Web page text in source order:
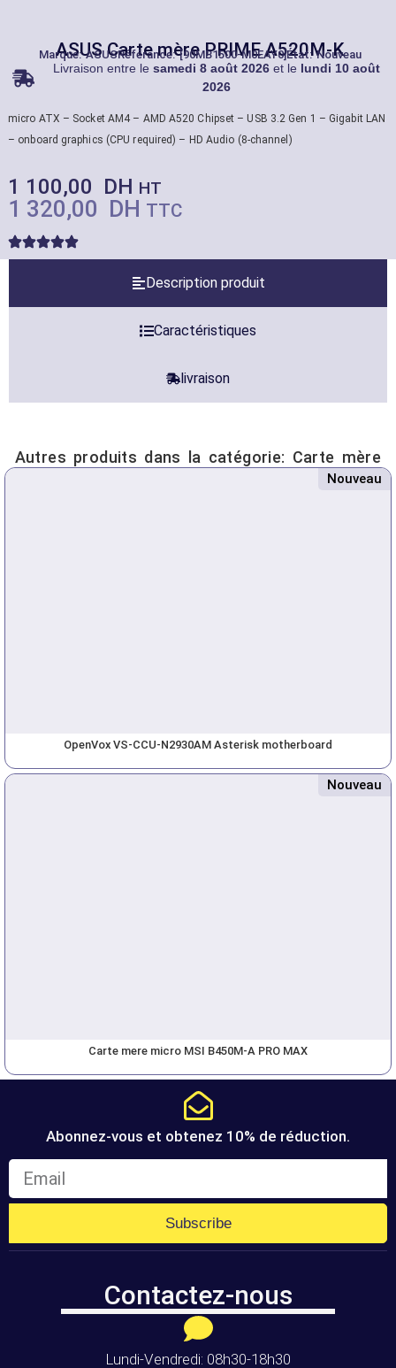
ASUS Carte mère PRIME A520M-K
Marque:ASUSRéférance: [90MB1500-M0EAY0]État: Nouveau
Livraison entre lesamedi 8 août 2026 et le lundi 10 août
2026
micro ATX – Socket AM4 – AMD A520 Chipset – USB 3.2 Gen 1 – Gigabit LAN
– onboard graphics (CPU required) – HD Audio (8-channel)
1 100,00 DH HT
1 320,00 DH TTC
Description produit
Caractéristiques
livraison
Autres produits dans la catégorie: Carte mère
Nouveau
OpenVox VS-CCU-N2930AM Asterisk motherboard
Nouveau
Carte mere micro MSI B450M-A PRO MAX
Abonnez-vous et obtenez 10% de réduction.
Subscribe
Contactez-nous
Lundi-Vendredi: 08h30-18h30